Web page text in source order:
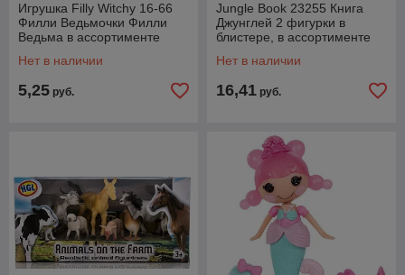
Игрушка Filly Witchy 16-66
Филли Ведьмочки Филли
Ведьма в ассортименте
Нет в наличии
5,25 руб.
Jungle Book 23255 Книга
Джунглей 2 фигурки в
блистере, в ассортименте
Нет в наличии
16,41 руб.